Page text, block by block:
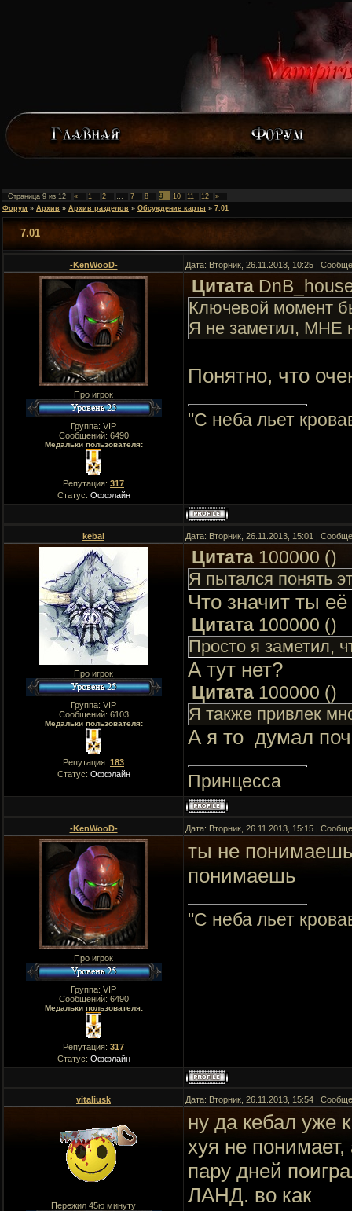
Страница 9 из 12 « 1 2 … 7 8 9 10 11 12
»
Форум » Архив » Архив разделов » Обсуждение карты » 7.01
7.01
-KenWooD- Дата: Вторник, 26.11.2013, 10:25 |
Про игрок
Группа: VIP
Сообщений: 6490
Медальки пользователя:
Репутация: 317
Статус: Оффлайн
Цитата
Ключевой момент
Я не заметил, МНЕ
Понятно, что
"C неба льет
kebal Дата: Вторник, 26.11.2013, 15:01 |
Про игрок
Группа: VIP
Сообщений: 6103
Медальки пользователя:
Репутация: 183
Статус: Оффлайн
Цитата 100000 ()
Я пытался понять
Что значит ты
Цитата 100000 ()
Просто я заметил,
А тут нет?
Цитата 100000 ()
Я также привлек
А я то думал
Принцесса
-KenWooD- Дата: Вторник, 26.11.2013, 15:15 |
Про игрок
Группа: VIP
Сообщений: 6490
Медальки пользователя:
Репутация: 317
Статус: Оффлайн
ты не
понимаешь
"C неба льет
vitaliusk Дата: Вторник, 26.11.2013, 15:54 |
Пережил 45ю минуту
ну да кебал уже
хуя не
пару дней
ЛАНД. во как